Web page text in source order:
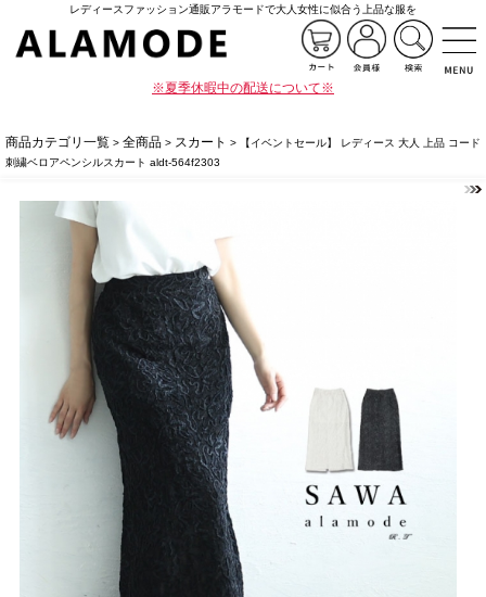
レディースファッション通販アラモードで大人女性に似合う上品な服を
※夏季休暇中の配送について※
商品カテゴリ一覧 > 全商品 > スカート > 【イベントセール】 レディース 大人 上品 コード
刺繍ベロアペンシルスカート aldt-564f2303